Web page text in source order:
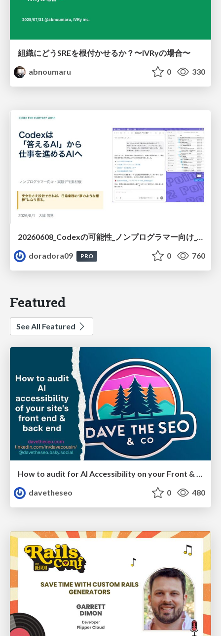
組織にどうSREを根付かせるか？〜IVRyの場合〜
abnoumaru
0 330
20260608_Codexの可能性_ノンプログラマー向け_大城追記
doradora09
PRO 0 760
Featured
See All Featured
How to audit for AI Accessibility on your Front & Back End
davetheseo
0 480